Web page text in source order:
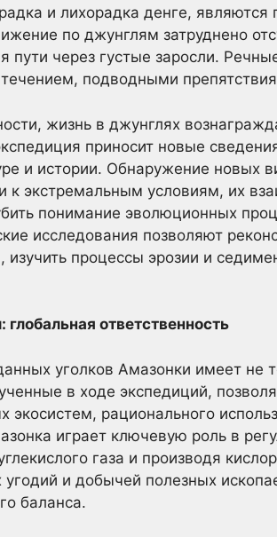
и лихорадка денге,
по джунглям затруднено
пути через густые заросли.
подводными
жизнь в джунглях
приносит новые
и истории. Обнаружение новых
к экстремальным условиям, их
понимание эволюционных
исследования позволяют
изучить процессы эрозии и
ответственность
уголков Амазонки имеет не
в ходе экспедиций,
экосистем, рационального
играет ключевую роль в
газа и производя
угодий и добычей полезных
баланса.